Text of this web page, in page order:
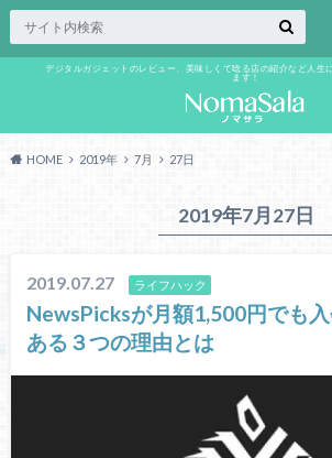
デジタルガジェットのレビュー、美味しくて唸る店の紹介など人生
ます！
HOME 2019年 7月 27日
2019年7月27日
2019.07.27 ライフハック
NewsPicksが月額1,500円でも
ある３つの理由とは